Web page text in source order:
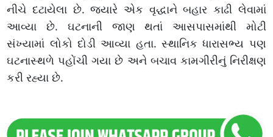
નીચે દટાયેલા છે. જ્યારે એક વૃદ્ધાને બહાર કાઢી લેવામાં
આવ્યા છે. ઘટનાની જાણ થતાં આસપાસમાંથી મોટી
સંખ્યામાં લોકો દોડી આવ્યા હતા. સ્થાનિક ધારાસભ્ય પણ
ઘટનાસ્થળે પહોંચી ગયા છે અને બચાવ કામગીરીનું નિરીક્ષણ
કરી રહ્યા છે.